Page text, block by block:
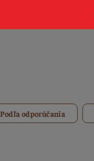
Podľa odporúčania